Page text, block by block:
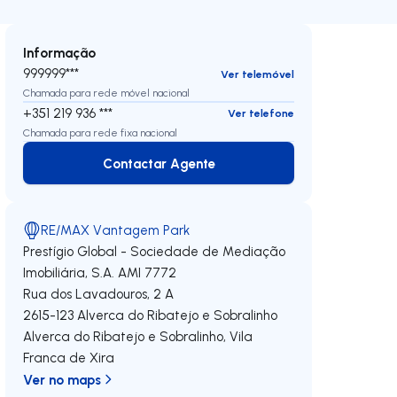
Informação
999999***
Ver telemóvel
Chamada para rede móvel nacional
+351 219 936 ***
Ver telefone
Chamada para rede fixa nacional
Contactar Agente
Contactar Agente
RE/MAX Vantagem Park
Prestígio Global - Sociedade de Mediação
Imobiliária, S.A. AMI 7772
Rua dos Lavadouros, 2 A
2615-123 Alverca do Ribatejo e Sobralinho
Alverca do Ribatejo e Sobralinho,Vila
Franca de Xira
Ver no maps